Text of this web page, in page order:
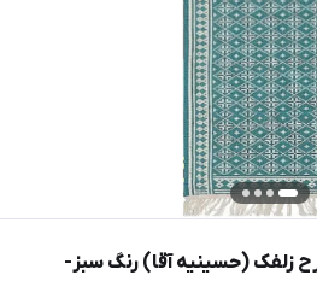
زلفک (حسینیه آقا) رنگ سبز-